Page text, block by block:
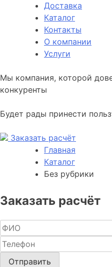
Доставка
Каталог
Контакты
О компании
Услуги
Мы компания, которой
конкуренты
Будет рады принести
Заказать расчёт
Главная
Каталог
Без рубрики
Заказать расчёт
Отправить